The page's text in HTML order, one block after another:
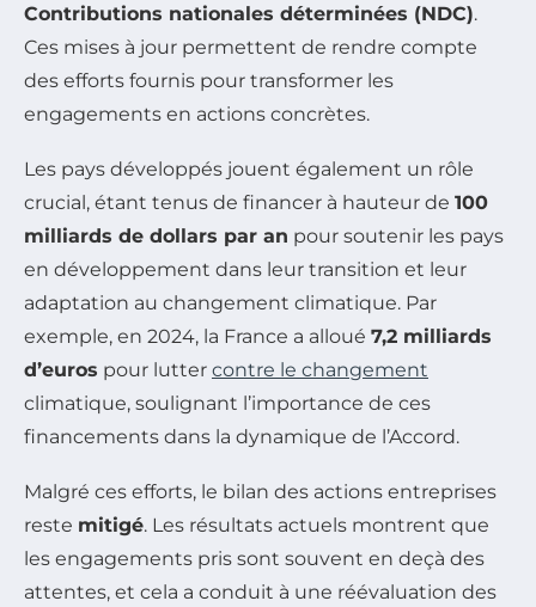
Contributions nationales déterminées (NDC).
Ces mises à jour permettent de rendre compte
des efforts fournis pour transformer les
engagements en actions concrètes.
Les pays développés jouent également un rôle
crucial, étant tenus de financer à hauteur de 100
milliards de dollars par an pour soutenir les pays
en développement dans leur transition et leur
adaptation au changement climatique. Par
exemple, en 2024, la France a alloué 7,2 milliards
d’euros pour lutter contre le changement
climatique, soulignant l’importance de ces
financements dans la dynamique de l’Accord.
Malgré ces efforts, le bilan des actions entreprises
reste mitigé. Les résultats actuels montrent que
les engagements pris sont souvent en deçà des
attentes, et cela a conduit à une réévaluation des